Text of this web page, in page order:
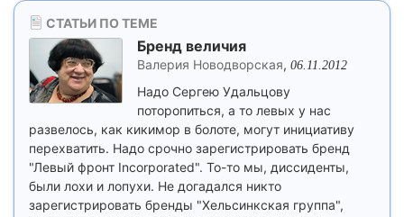
СТАТЬИ ПО ТЕМЕ
Бренд величия
Валерия Новодворская, 06.11.2012
Надо Сергею Удальцову
поторопиться, а то левых у нас
развелось, как кикимор в болоте, могут инициативу
перехватить. Надо срочно зарегистрировать бренд
"Левый фронт Incorporated". То-то мы, диссиденты,
были лохи и лопухи. Не догадался никто
зарегистрировать бренды "Хельсинкская группа",